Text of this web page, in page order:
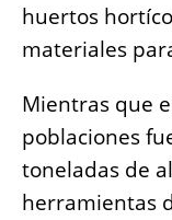
huertos
materiales
Mientras que
poblaciones
toneladas de
herramientas